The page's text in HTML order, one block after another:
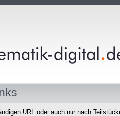
URL oder auch nur nach